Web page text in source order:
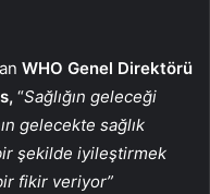
WHO Genel Direktörü
“Sağlığın geleceği
gelecekte sağlık
şekilde iyileştirmek
fikir veriyor”